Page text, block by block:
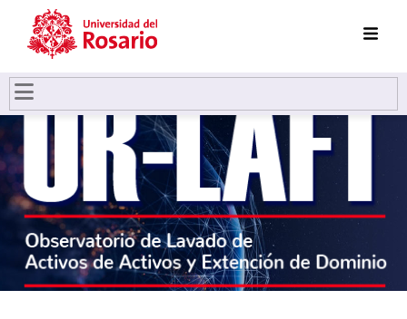
Pasar al contenido principal